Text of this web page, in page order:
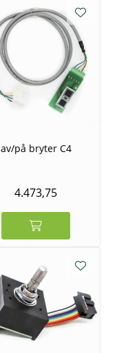
av/på bryter C4
4.473,75